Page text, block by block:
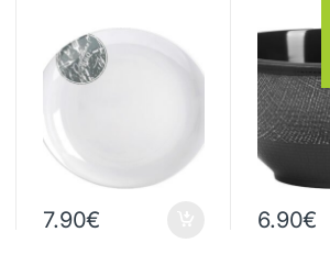
7.90€ 6.90€